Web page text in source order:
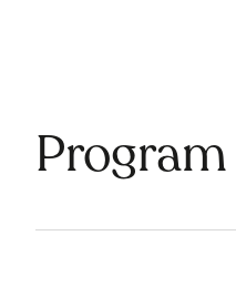
Program